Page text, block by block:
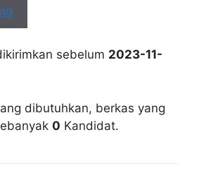
sebelum 2023-11-
dibutuhkan, berkas yang
0 Kandidat.